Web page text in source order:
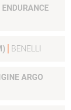
BENELLI
ARGO